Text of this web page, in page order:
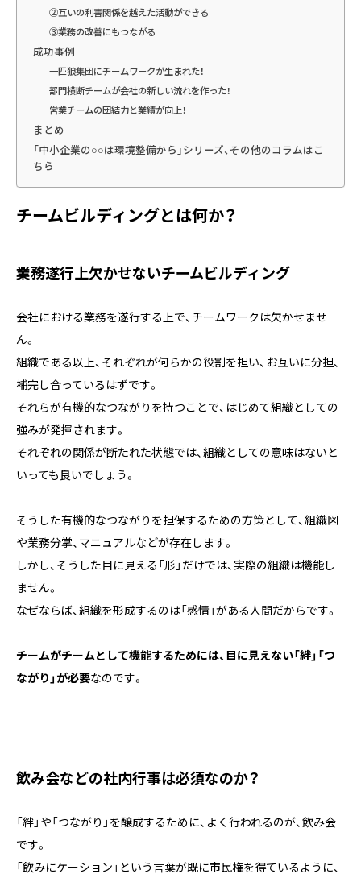
②互いの利害関係を越えた活動ができる
③業務の改善にもつながる
成功事例
一匹狼集団にチームワークが生まれた！
部門横断チームが会社の新しい流れを作った！
営業チームの団結力と業績が向上！
まとめ
「中小企業の○○は環境整備から」シリーズ、その他のコラムはこ
ちら
チームビルディングとは何か？
業務遂行上欠かせないチームビルディング
会社における業務を遂行する上で、チームワークは欠かせませ
ん。
組織である以上、それぞれが何らかの役割を担い、お互いに分担、
補完し合っているはずです。
それらが有機的なつながりを持つことで、はじめて組織としての
強みが発揮されます。
それぞれの関係が断たれた状態では、組織としての意味はないと
いっても良いでしょう。
そうした有機的なつながりを担保するための方策として、組織図
や業務分掌、マニュアルなどが存在します。
しかし、そうした目に見える「形」だけでは、実際の組織は機能し
ません。
なぜならば、組織を形成するのは「感情」がある人間だからです。
チームがチームとして機能するためには、目に見えない「絆」「つ
ながり」が必要なのです。
飲み会などの社内行事は必須なのか？
「絆」や「つながり」を醸成するために、よく行われるのが、飲み会
です。
「飲みにケーション」という言葉が既に市民権を得ているように、